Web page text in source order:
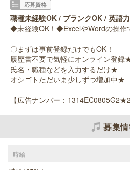
応募資格
職種未経験OK / ブランクOK / 英語
◆未経験OK！◆ExcelやWordの操作
〇まずは事前登録だけでもOK！
履歴書不要で気軽にオンライン登録
氏名・職種などを入力するだけ★
オシゴトただいま少しずつ増加中★
【広告ナンバー：
募集
時給